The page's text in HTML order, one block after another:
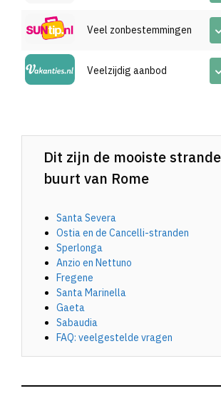
Veel zonbestemmingen
Veelzijdig aanbod
Dit zijn de mooiste
buurt van Rome
Santa Severa
Ostia en de Cancelli-stranden
Sperlonga
Anzio en Nettuno
Fregene
Santa Marinella
Gaeta
Sabaudia
FAQ: veelgestelde vragen